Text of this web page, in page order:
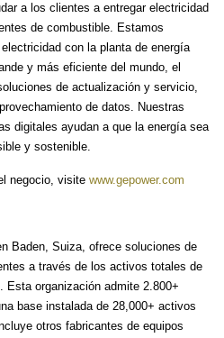
a los clientes a entregar electricidad
de combustible. Estamos
con la planta de energía
y más eficiente del mundo, el
de actualización y servicio,
de datos. Nuestras
digitales ayudan a que la energía sea
y sostenible.
negocio, visite www.gepower.com
Baden, Suiza, ofrece soluciones de
a través de los activos totales de
Esta organización admite 2.800+
base instalada de 28,000+ activos
otros fabricantes de equipos